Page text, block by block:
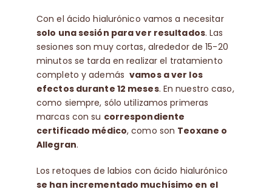
Con el ácido hialurónico vamos a necesitar
solo una sesión para ver resultados. Las
sesiones son muy cortas, alrededor de 15-20
minutos se tarda en realizar el tratamiento
completo y ademásvamos a ver los
efectos durante 12 meses. En nuestro caso,
como siempre, sólo utilizamos primeras
marcas con su correspondiente
certificado médico, como son Teoxane o
Allegran.
Los retoques de labios con ácido hialurónico
se han incrementado muchísimo en el